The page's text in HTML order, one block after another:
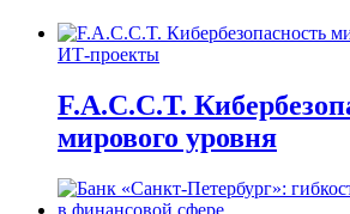
ИТ-проекты
F.A.C.C.T.
мирового уровня